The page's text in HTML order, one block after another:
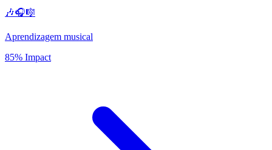
🎶🎧🎼
Aprendizagem musical
85% Impact